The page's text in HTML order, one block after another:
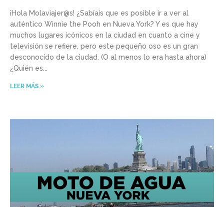
¡Hola Molaviajer@s! ¿Sabíais que es posible ir a ver al
auténtico Winnie the Pooh en Nueva York? Y es que hay
muchos lugares icónicos en la ciudad en cuanto a cine y
televisión se refiere, pero este pequeño oso es un gran
desconocido de la ciudad. (O al menos lo era hasta ahora)
¿Quién es
LEER MÁS »